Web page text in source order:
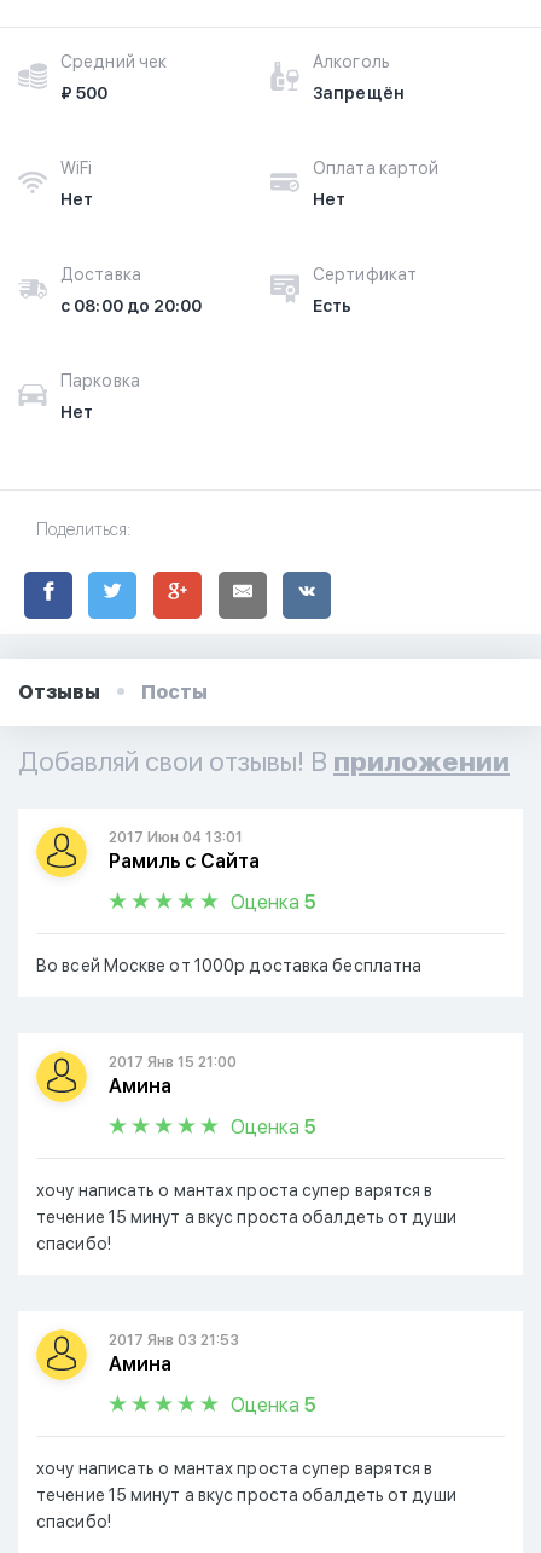
Средний чек
₽ 500
Алкоголь
Запрещён
WiFi
Нет
Оплата картой
Нет
Доставка
с 08:00 до 20:00
Сертификат
Есть
Парковка
Нет
Поделиться:
Отзывы Посты
Добавляй свои отзывы! В приложении
2017 Июн 04 13:01
Рамиль с Сайта
Оценка 5
Во всей Москве от 1000р доставка бесплатна
2017 Янв 15 21:00
Амина
Оценка 5
хочу написать о мантах проста супер варятся в
течение 15 минут а вкус проста обалдеть от души
спасибо!
2017 Янв 03 21:53
Амина
Оценка 5
хочу написать о мантах проста супер варятся в
течение 15 минут а вкус проста обалдеть от души
спасибо!